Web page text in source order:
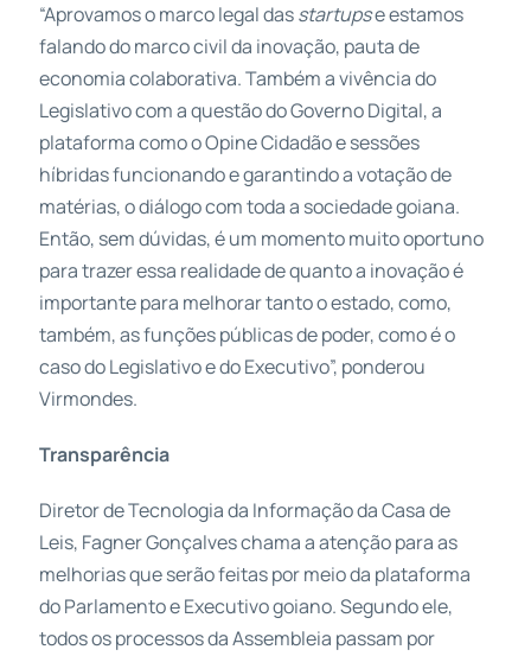
“Aprovamos o marco legal dasstartupse estamos
falando do marco civil da inovação, pauta de
economia colaborativa. Também a vivência do
Legislativo com a questão do Governo Digital, a
plataforma como o Opine Cidadão e sessões
híbridas funcionando e garantindo a votação de
matérias, o diálogo com toda a sociedade goiana.
Então, sem dúvidas, é um momento muito oportuno
para trazer essa realidade de quanto a inovação é
importante para melhorar tanto o estado, como,
também, as funções públicas de poder, como é o
caso do Legislativo e do Executivo”, ponderou
Virmondes.
Transparência
Diretor de Tecnologia da Informação da Casa de
Leis, Fagner Gonçalves chama a atenção para as
melhorias que serão feitas por meio da plataforma
do Parlamento e Executivo goiano. Segundo ele,
todos os processos da Assembleia passam por